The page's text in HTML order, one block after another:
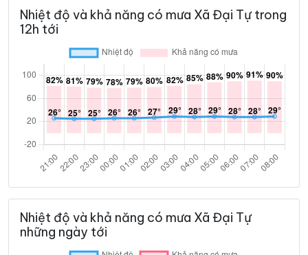
Nhiệt độ và khả năng có mưa Xã Đại Tự trong
12h tới
Nhiệt độ và khả năng có mưa Xã Đại Tự
những ngày tới